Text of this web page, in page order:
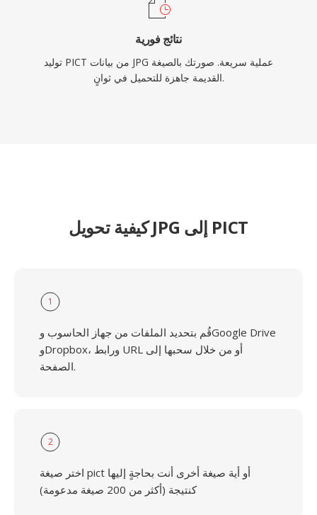
نتائج فورية
توليد PICT من بيانات JPG عملية سريعة. صورتك بالصيغة
القديمة جاهزة للتحميل في ثوانٍ.
كيفية تحويل JPG إلى PICT
1
قُم بتحديد الملفات من جهاز الحاسوب وGoogle Drive
وDropbox، ورابط URL أو من خلال سحبها إلى
الصفحة.
2
اختر صيغة pict أو أية صيغة أخرى أنت بحاجةٍ إليها
كنتيجة (أكثر من 200 صيغة مدعومة)